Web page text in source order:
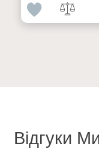
Відгуки